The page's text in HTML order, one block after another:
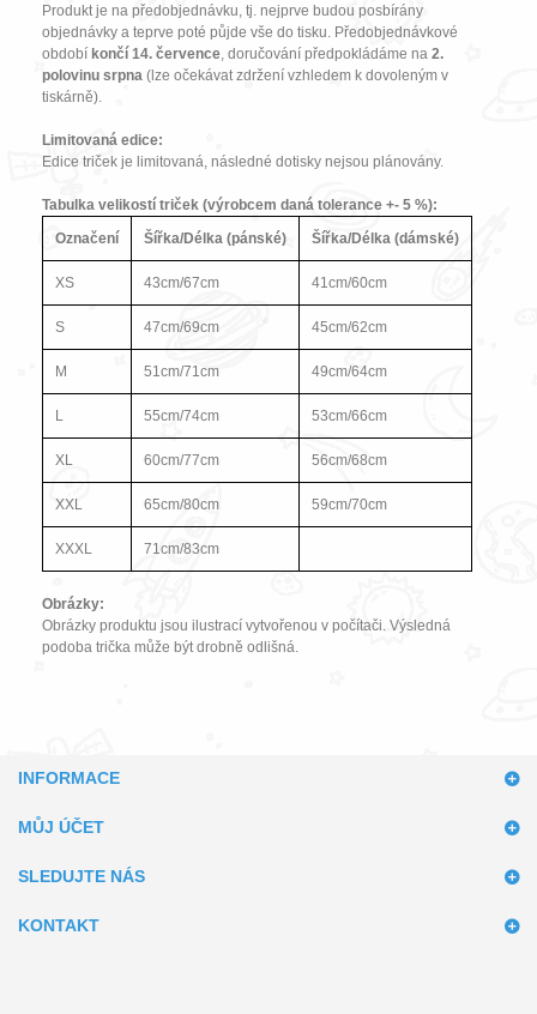
Produkt je na předobjednávku, tj. nejprve budou posbírány
objednávky a teprve poté půjde vše do tisku. Předobjednávkové
období končí 14. července, doručování předpokládáme na 2.
polovinu srpna (lze očekávat zdržení vzhledem k dovoleným v
tiskárně).
Limitovaná edice:
Edice triček je limitovaná, následné dotisky nejsou plánovány.
Tabulka velikostí triček (výrobcem daná tolerance +- 5 %):
Označení
Šířka/Délka (pánské) Šířka/Délka (dámské)
XS 43cm/67cm 41cm/60cm
S 47cm/69cm 45cm/62cm
M 51cm/71cm 49cm/64cm
L 55cm/74cm 53cm/66cm
XL 60cm/77cm 56cm/68cm
XXL 65cm/80cm 59cm/70cm
XXXL 71cm/83cm
Obrázky:
Obrázky produktu jsou ilustrací vytvořenou v počítači. Výsledná
podoba trička může být drobně odlišná.
INFORMACE
MŮJ ÚČET
SLEDUJTE NÁS
KONTAKT